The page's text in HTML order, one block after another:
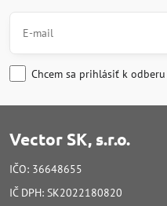
Chcem sa prihlásiť k
Vector SK, s.r.o.
IČO: 36648655
IČ DPH: SK2022180820